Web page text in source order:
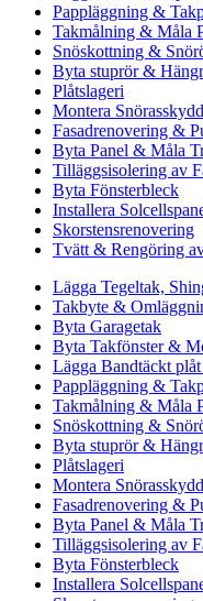
Pappläggning &
Takmålning & Måla
Snöskottning &
Byta stuprör &
Plåtslageri
Montera
Fasadrenovering &
Byta Panel & Måla
Tilläggsisolering av
Byta Fönsterbleck
Installera
Skorstensrenovering
Tvätt & Rengöring
Lägga Tegeltak,
Takbyte &
Byta Garagetak
Byta Takfönster &
Lägga Bandtäckt
Pappläggning &
Takmålning & Måla
Snöskottning &
Byta stuprör &
Plåtslageri
Montera
Fasadrenovering &
Byta Panel & Måla
Tilläggsisolering av
Byta Fönsterbleck
Installera